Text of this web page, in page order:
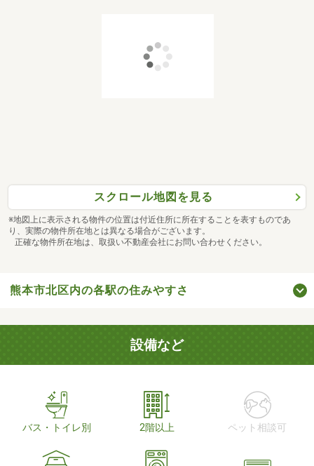
スクロール地図を見る
※地図上に表示される物件の位置は付近住所に所在することを表すものであ
り、実際の物件所在地とは異なる場合がございます。
正確な物件所在地は、取扱い不動産会社にお問い合わせください。
熊本市北区内の各駅の住みやすさ
設備など
バス・トイレ別 2階以上 ペット相談可